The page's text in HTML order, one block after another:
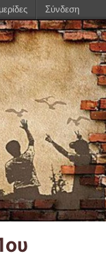
Σύνδεση